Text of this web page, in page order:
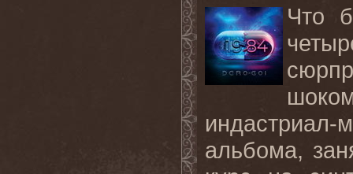
Что
альбома,